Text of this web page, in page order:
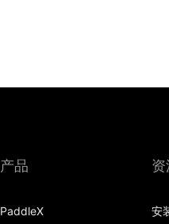
产品
PaddleX 安